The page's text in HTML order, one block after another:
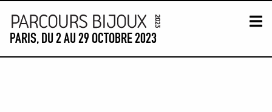
PARIS, DU 2 AU 29 OCTOBRE 2023